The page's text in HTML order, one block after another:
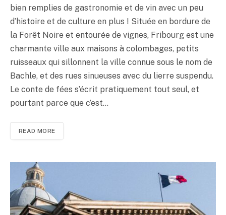
bien remplies de gastronomie et de vin avec un peu
d’histoire et de culture en plus ! Située en bordure de
la Forêt Noire et entourée de vignes, Fribourg est une
charmante ville aux maisons à colombages, petits
ruisseaux qui sillonnent la ville connue sous le nom de
Bachle, et des rues sinueuses avec du lierre suspendu.
Le conte de fées s’écrit pratiquement tout seul, et
pourtant parce que c’est…
READ MORE